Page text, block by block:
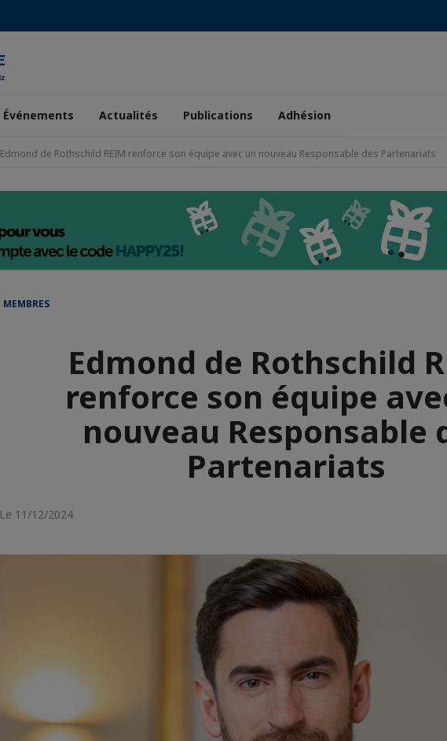
Événements Actualités Publications Adhésion
Edmond de Rothschild REIM renforce son équipe avec un nouveau Responsable des Partenariats
MEMBRES
Edmond de Rothschild
renforce son équipe
nouveau Responsable
Partenariats
Le 11/12/2024